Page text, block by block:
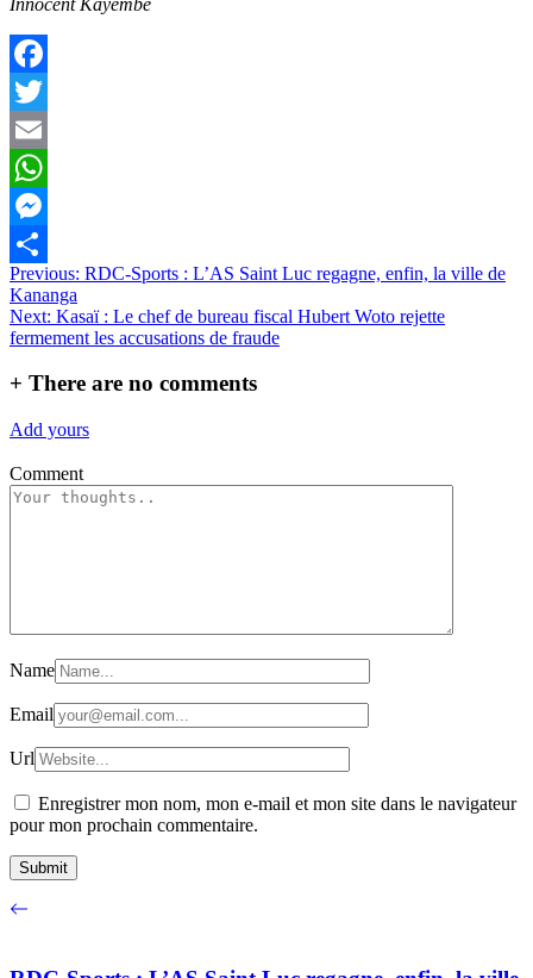
Facebook
Twitter
Email
WhatsApp
Messenger
Partager
Navigation
de
l’article
Previous: RDC-Sports : L’AS Saint Luc regagne, enfin, la ville de
Kananga
Next: Kasaï : Le chef de bureau fiscal Hubert Woto rejette
fermement les accusations de fraude
+ There are no comments
Add yours
Comment
Name
Email
Url
Enregistrer mon nom, mon e-mail et mon site dans le navigateur
pour mon prochain commentaire.